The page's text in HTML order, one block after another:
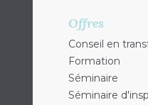
Offres
Conseil en
Formation
Séminaire
Séminaire